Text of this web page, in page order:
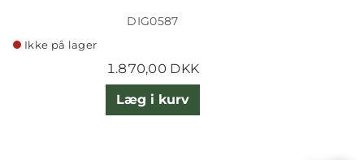
DIG0587
Ikke på lager
1.870,00 DKK
Læg i kurv